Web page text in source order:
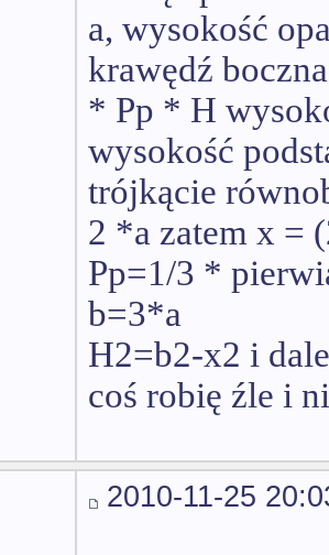
a, wysokość
krawędź
* Pp * H
wysokość
trójkącie
2 *a zatem x =
Pp=1/3 *
b=3*a
H2=b2-x2 i
coś robię źle i
2010-11-25